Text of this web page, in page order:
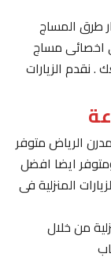
المساج
مساج
الزيارات
الرياض متوفر
ايضا افضل
المنزلية فى
من خلال